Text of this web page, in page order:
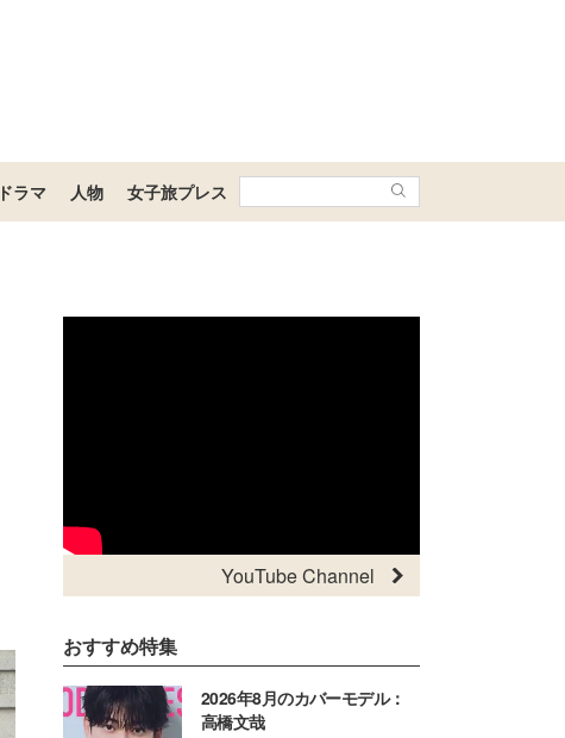
ドラマ 人物 女子旅プレス
YouTube Channel
おすすめ特集
2026年8月のカバーモデル：
高橋文哉